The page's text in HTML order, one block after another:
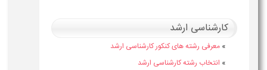
کارشناسی ارشد
» معرفی رشته های کنکور کارشناسی ارشد
» انتخاب رشته کارشناسی ارشد